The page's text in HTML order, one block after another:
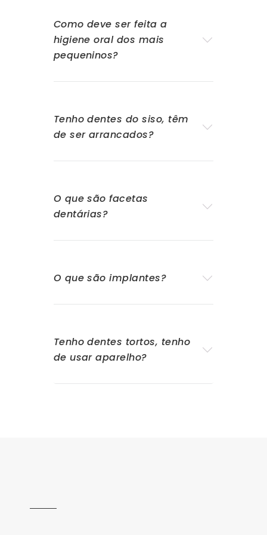
Como deve ser feita a
higiene oral dos mais
pequeninos?
Tenho dentes do siso, têm
de ser arrancados?
O que são facetas
dentárias?
O que são implantes?
Tenho dentes tortos, tenho
de usar aparelho?